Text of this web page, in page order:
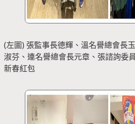
(左圖) 張監事長德輝、溫名譽總會長
淑芬、連名譽總會長元章、張諮詢委
新春紅包